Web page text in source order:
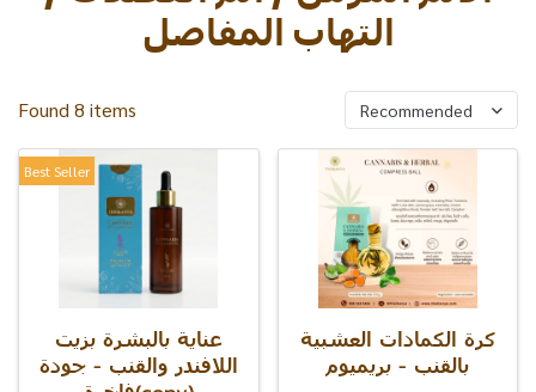
التهاب المفاصل
Found 8 items Recommended
Best Seller
عناية بالبشرة بزيت
اللافندر والقنب - جودة
كرة الكمادات العشبية
بالقنب - بريميوم